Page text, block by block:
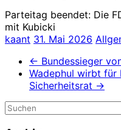
Parteitag beendet: Die
mit Kubicki
kaant 31. Mai 2026
← Bundessieger
Wadephul wirbt für
Sicherheitsrat →